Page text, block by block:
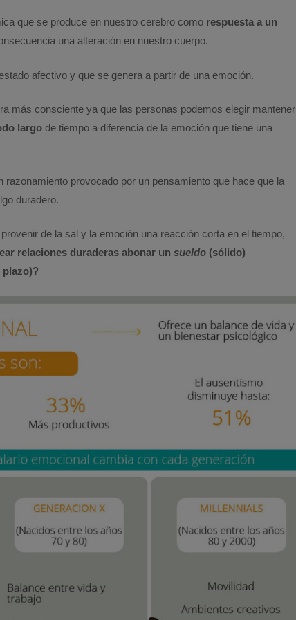
que se produce en nuestro cerebro como respuesta a un
una alteración en nuestro cuerpo.
afectivo y que se genera a partir de una emoción.
más consciente ya que las personas podemos elegir mantener
largo de tiempo a diferencia de la emoción que tiene una
razonamiento provocado por un pensamiento que hace que la
duradero.
de la sal y la emoción una reacción corta en el tiempo,
relaciones duraderas abonar un sueldo (sólido)